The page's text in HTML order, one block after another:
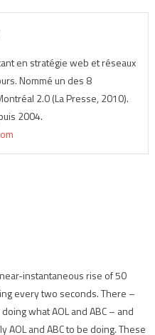
en stratégie web et réseaux
Nommé un des 8
2.0 (La Presse, 2010).
2004.
instantaneous rise of 50
every two seconds. There –
what AOL and ABC – and
and ABC to be doing. These